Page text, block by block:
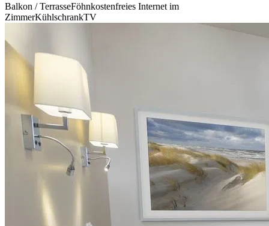
Balkon / TerrasseFöhnkostenfreies Internet im
ZimmerKühlschrankTV